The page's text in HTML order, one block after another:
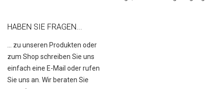
HABEN SIE FRAGEN...
... zu unseren Produkten oder
zum Shop schreiben Sie uns
einfach eine E-Mail oder rufen
Sie uns an. Wir beraten Sie